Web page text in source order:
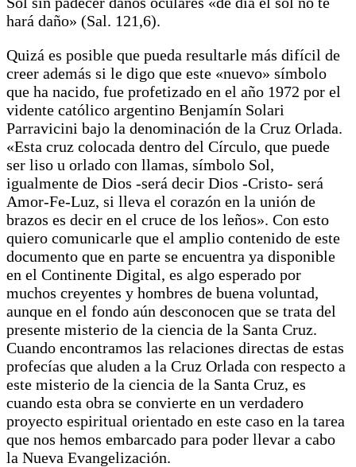
hará daño» (Sal. 121,6).
Quizá es posible que pueda resultarle más difícil de
creer además si le digo que este «nuevo» símbolo
que ha nacido, fue profetizado en el año 1972 por el
vidente católico argentino Benjamín Solari
Parravicini bajo la denominación de la Cruz Orlada.
«Esta cruz colocada dentro del Círculo, que puede
ser liso u orlado con llamas, símbolo Sol,
igualmente de Dios -será decir Dios -Cristo- será
Amor-Fe-Luz, si lleva el corazón en la unión de
brazos es decir en el cruce de los leños». Con esto
quiero comunicarle que el amplio contenido de este
documento que en parte se encuentra ya disponible
en el Continente Digital, es algo esperado por
muchos creyentes y hombres de buena voluntad,
aunque en el fondo aún desconocen que se trata del
presente misterio de la ciencia de la Santa Cruz.
Cuando encontramos las relaciones directas de estas
profecías que aluden a la Cruz Orlada con respecto a
este misterio de la ciencia de la Santa Cruz, es
cuando esta obra se convierte en un verdadero
proyecto espiritual orientado en este caso en la tarea
que nos hemos embarcado para poder llevar a cabo
la Nueva Evangelización.